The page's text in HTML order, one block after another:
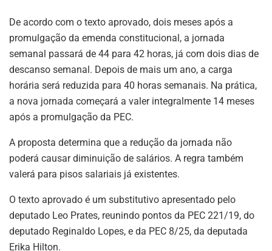
De acordo com o texto aprovado, dois meses após a
promulgação da emenda constitucional, a jornada
semanal passará de 44 para 42 horas, já com dois dias de
descanso semanal. Depois de mais um ano, a carga
horária será reduzida para 40 horas semanais. Na prática,
a nova jornada começará a valer integralmente 14 meses
após a promulgação da PEC.
A proposta determina que a redução da jornada não
poderá causar diminuição de salários. A regra também
valerá para pisos salariais já existentes.
O texto aprovado é um substitutivo apresentado pelo
deputado Leo Prates, reunindo pontos da PEC 221/19, do
deputado Reginaldo Lopes, e da PEC 8/25, da deputada
Erika Hilton.